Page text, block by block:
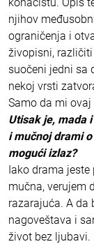
njihov
ograničenja i
živopisni,
suočeni jedni sa
nekoj vrsti
Samo da mi ovaj
Utisak je, mada
i mučnoj drami
mogući izlaz?
Iako drama
mučna, verujem
razarajuća. A da
nagoveštava i
život bez ljubavi.